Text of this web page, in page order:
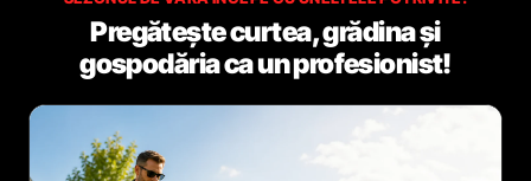
Pregătește curtea, grădina și
gospodăria ca un profesionist!